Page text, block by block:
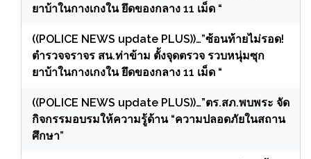
ยาบ้าในกางเกงใน ยึดของกลาง 11 เม็ด “
((POLICE NEWS update PLUS))…”ซ้อนท้ายไม่รอด!
ตำรวจจราจร สน.ท่าข้าม ตั้งจุดตรวจ รวบหนุ่มซุก
ยาบ้าในกางเกงใน ยึดของกลาง 11 เม็ด “
((POLICE NEWS update PLUS))…”ตร.สภ.พบพระ จัด
กิจกรรมอบรมให้ความรู้ด้าน “ความปลอดภัยในสถาน
ศึกษา”